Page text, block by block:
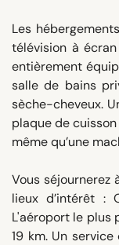
Les
télévision à
entièrement
salle de bains
sèche-cheveux.
plaque de
même qu’une
Vous
lieux d’intérêt :
L'aéroport le plus
19 km. Un